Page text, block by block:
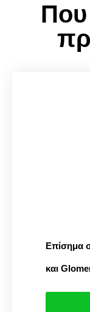
Που
Επίσημα
και